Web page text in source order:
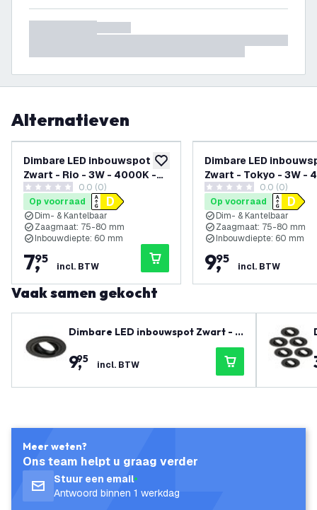
Alternatieven
toevoegen aan verlanglijst
Dimbare LED inbouwspot
Zwart - Rio - 3W - 4000K -
ø85mm
0 score sterren0.0 (0)
Op voorraad
Dim- & Kantelbaar
Zaagmaat: 75-80 mm
Inbouwdiepte: 60 mm
7,
95
incl. BTW
Dimbare LED
Zwart - Tokyo - 3W -
- ø92mm
0 score sterren0.0 (0)
Op voorraad
Dim- & Kantelbaar
Zaagmaat: 75-80 mm
Inbouwdiepte: 60 mm
9,
95
incl. BTW
Vaak samen gekocht
Dimbare LED inbouwspot Zwart - T
9,
95 incl. BTW
Meer weten?
Ons team helpt u graag verder
Stuur een email
Antwoord binnen 1 werkdag